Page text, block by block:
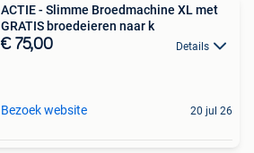
ACTIE - Slimme Broedmachine XL met
GRATIS broedeieren naar k
€ 75,00 Details
Bezoek website 20 jul 26